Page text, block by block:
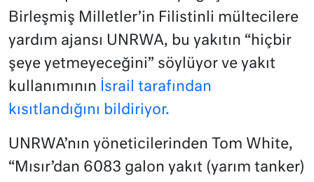
Birleşmiş Milletler’in Filistinli mültecilere
yardım ajansı UNRWA, bu yakıtın “hiçbir
şeye yetmeyeceğini” söylüyor ve yakıt
kullanımının İsrail tarafından
kısıtlandığını bildiriyor.
UNRWA’nın yöneticilerinden Tom White,
“Mısır’dan 6083 galon yakıt (yarım tanker)